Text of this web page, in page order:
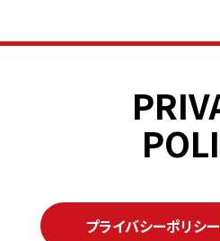
プライバシーポリシ